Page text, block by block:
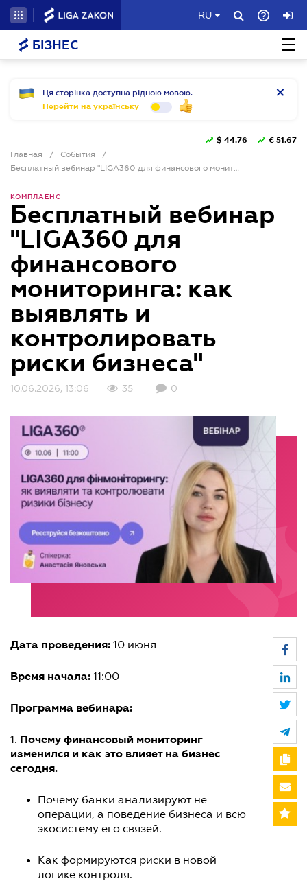
RU
БІЗНЕС
Ця сторінка доступна рідною мовою.
Перейти на українську
Главная / События
/
Бесплатный вебинар "LIGA360 для финансового мониторинга: как выявлять и контролировать риски бизнеса"
$ 44.76 € 51.67
КОМПЛАЕНС
Бесплатный вебинар
"LIGA360 для
финансового
мониторинга: как
выявлять и
контролировать
риски бизнеса"
10.06.2026, 13:06 35 0
Дата проведения: 10 июня
Время начала: 11:00
Программа вебинара:
1. Почему финансовый мониторинг
изменился и как это влияет на бизнес
сегодня.
Почему банки анализируют не
операции, а поведение бизнеса и всю
экосистему его связей.
Как формируются риски в новой
логике контроля.